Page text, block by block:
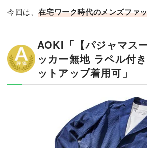
今回は、在宅ワーク時代のメンズファ
AOKI「【パジャマス
ッカー無地 ラペル付
ットアップ着用可」